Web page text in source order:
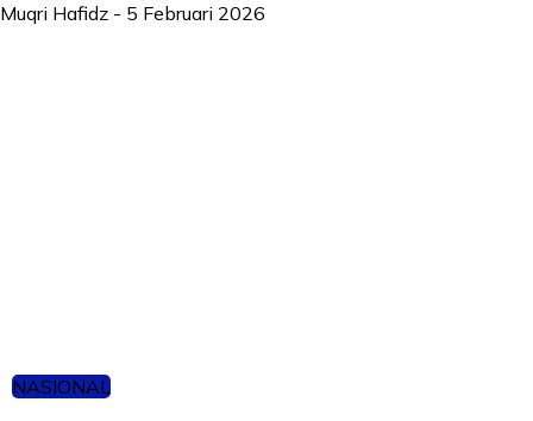
Muqri Hafidz - 5 Februari 2026
NASIONAL